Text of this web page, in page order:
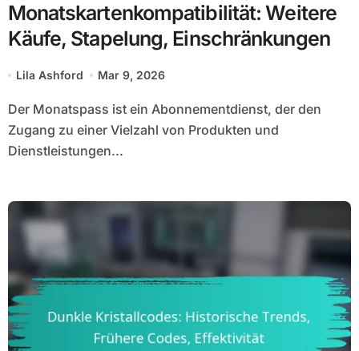
Monatskartenkompatibilität: Weitere
Käufe, Stapelung, Einschränkungen
Lila Ashford Mar 9, 2026
Der Monatspass ist ein Abonnementdienst, der den
Zugang zu einer Vielzahl von Produkten und
Dienstleistungen...